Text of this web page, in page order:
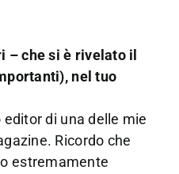
– che si è rivelato il
nel tuo
di una delle mie
Ricordo che
estremamente